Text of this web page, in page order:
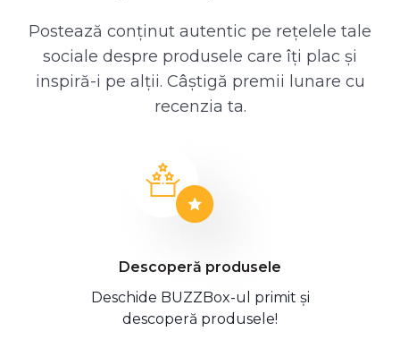
Postează conținut autentic pe rețelele tale
sociale despre produsele care îți plac și
inspiră-i pe alții. Câștigă premii lunare cu
recenzia ta.
Descoperă produsele
Deschide BUZZBox-ul primit și
descoperă produsele!